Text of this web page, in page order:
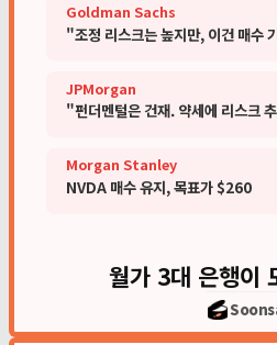
Goldman Sachs
"조정 리스크는 높지만, 이건 매수
JPMorgan
"펀더멘털은 건재. 약세에 리스크
Morgan Stanley
NVDA 매수 유지, 목표가 $260
월가 3대 은행이